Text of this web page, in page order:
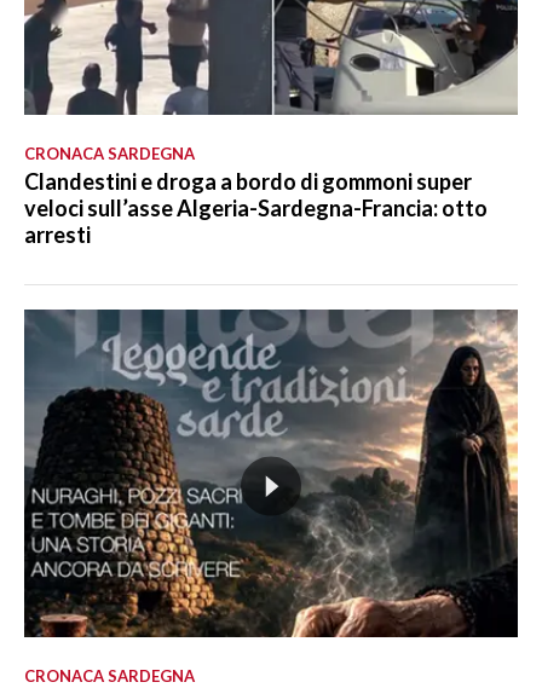
CRONACA SARDEGNA
Clandestini e droga a bordo di gommoni super
veloci sull’asse Algeria-Sardegna-Francia: otto
arresti
CRONACA SARDEGNA